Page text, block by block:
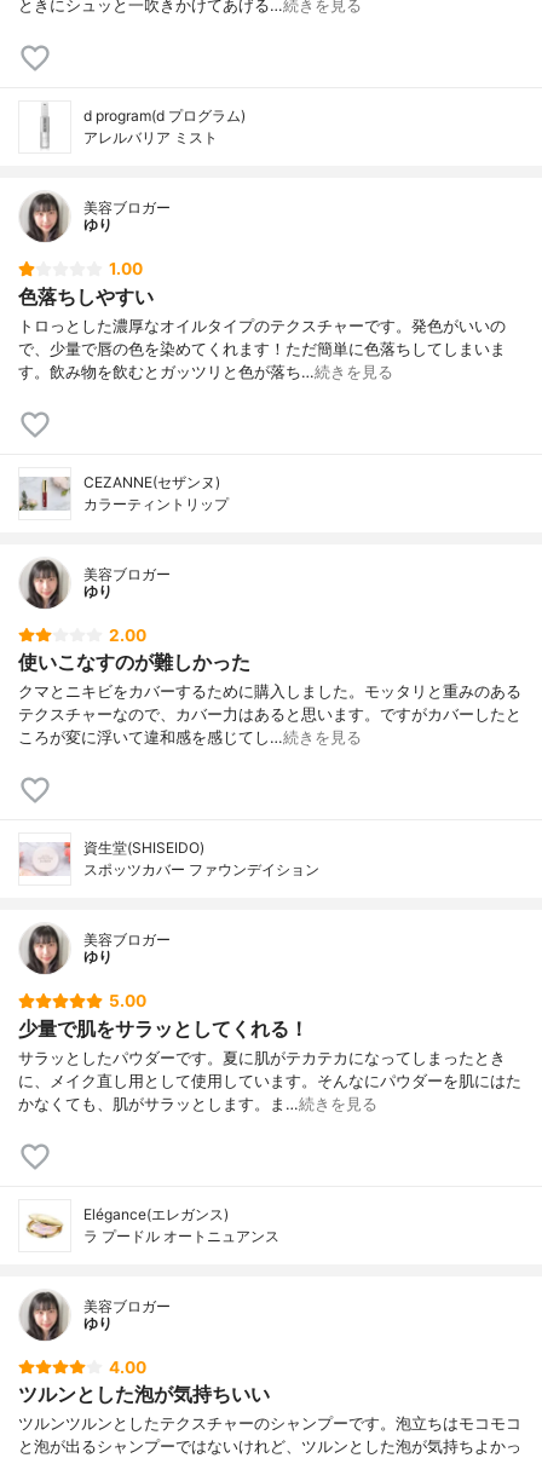
ときにシュッと一吹きかけてあげる…続きを見る
d program(d プログラム)
アレルバリア ミスト
美容ブロガー
ゆり
1.00
色落ちしやすい
トロっとした濃厚なオイルタイプのテクスチャーです。発色がいいの
で、少量で唇の色を染めてくれます！ただ簡単に色落ちしてしまいま
す。飲み物を飲むとガッツリと色が落ち…続きを見る
CEZANNE(セザンヌ)
カラーティントリップ
美容ブロガー
ゆり
2.00
使いこなすのが難しかった
クマとニキビをカバーするために購入しました。モッタリと重みのある
テクスチャーなので、カバー力はあると思います。ですがカバーしたと
ころが変に浮いて違和感を感じてし…続きを見る
資生堂(SHISEIDO)
スポッツカバー ファウンデイション
美容ブロガー
ゆり
5.00
少量で肌をサラッとしてくれる！
サラッとしたパウダーです。夏に肌がテカテカになってしまったとき
に、メイク直し用として使用しています。そんなにパウダーを肌にはた
かなくても、肌がサラッとします。ま…続きを見る
Elégance(エレガンス)
ラ プードル オートニュアンス
美容ブロガー
ゆり
4.00
ツルンとした泡が気持ちいい
ツルンツルンとしたテクスチャーのシャンプーです。泡立ちはモコモコ
と泡が出るシャンプーではないけれど、ツルンとした泡が気持ちよかっ